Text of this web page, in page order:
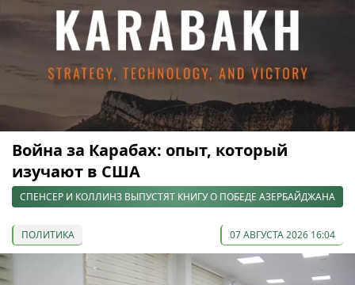
Война за Карабах: опыт, который
изучают в США
СПЕНСЕР И КОЛЛИНЗ ВЫПУСТЯТ КНИГУ О ПОБЕДЕ АЗЕРБАЙДЖАНА
ПОЛИТИКА 07 АВГУСТА 2026 16:04